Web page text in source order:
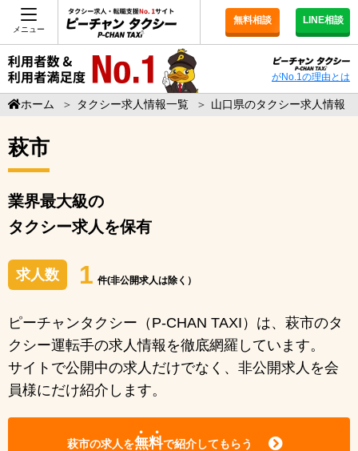
メニュー
無料相談 LINE相談
がNo.1の理由とは
ホーム ＞ タクシー求人情報一覧 ＞ 山口県のタクシー求人情報
萩市
業界最大級の
タクシー求人を保有
求人数 1 件(非公開求人は除く）
ピーチャンタクシー（P-CHAN TAXI）は、萩市のタ
クシー運転手の求人情報を徹底網羅しています。
サイトで公開中の求人だけでなく、非公開求人を会
員様にだけ紹介します。
萩市の求人を無料で紹介してもらう